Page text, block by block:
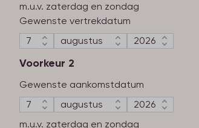
m.u.v. zaterdag en zondag
Gewenste vertrekdatum
Voorkeur 2
Gewenste aankomstdatum
m.u.v. zaterdag en zondag